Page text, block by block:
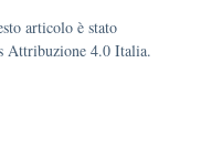
articolo è stato
Attribuzione 4.0 Italia.